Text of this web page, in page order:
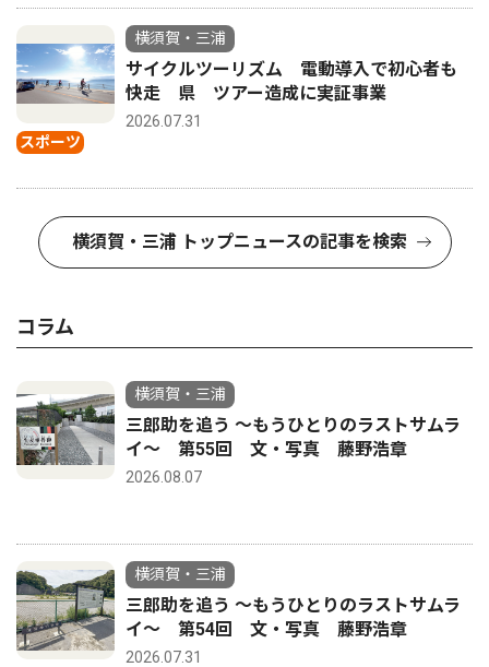
スポーツ
横須賀・三浦
サイクルツーリズム 電動導入で初心者も
快走 県 ツアー造成に実証事業
2026.07.31
横須賀・三浦 トップニュースの記事を検索
コラム
横須賀・三浦
三郎助を追う 〜もうひとりのラストサムラ
イ〜 第55回 文・写真 藤野浩章
2026.08.07
横須賀・三浦
三郎助を追う 〜もうひとりのラストサムラ
イ〜 第54回 文・写真 藤野浩章
2026.07.31